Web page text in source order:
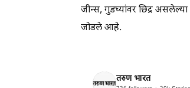
जीन्स, गुडघ्यांवर छिद्र
जोडले आहे.
तरुण भारत